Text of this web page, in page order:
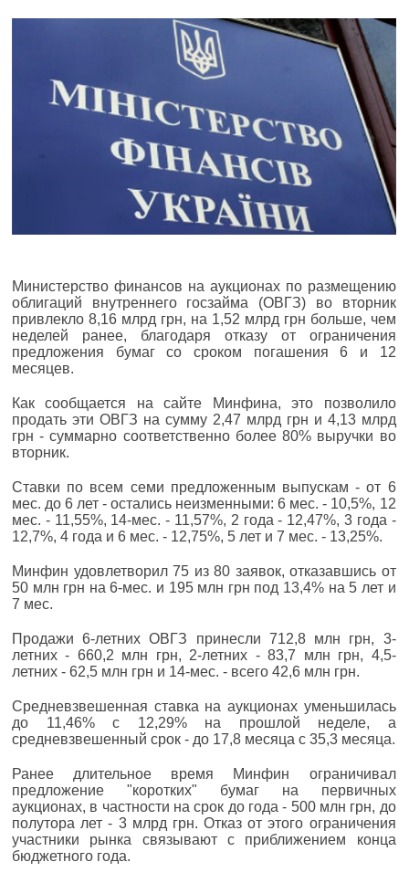
Министерство финансов на аукционах по размещению
облигаций внутреннего госзайма (ОВГЗ) во вторник
привлекло 8,16 млрд грн, на 1,52 млрд грн больше, чем
неделей ранее, благодаря отказу от ограничения
предложения бумаг со сроком погашения 6 и 12
месяцев.
Как сообщается на сайте Минфина, это позволило
продать эти ОВГЗ на сумму 2,47 млрд грн и 4,13 млрд
грн - суммарно соответственно более 80% выручки во
вторник.
Ставки по всем семи предложенным выпускам - от 6
мес. до 6 лет - остались неизменными: 6 мес. - 10,5%, 12
мес. - 11,55%, 14-мес. - 11,57%, 2 года - 12,47%, 3 года -
12,7%, 4 года и 6 мес. - 12,75%, 5 лет и 7 мес. - 13,25%.
Минфин удовлетворил 75 из 80 заявок, отказавшись от
50 млн грн на 6-мес. и 195 млн грн под 13,4% на 5 лет и
7 мес.
Продажи 6-летних ОВГЗ принесли 712,8 млн грн, 3-
летних - 660,2 млн грн, 2-летних - 83,7 млн грн, 4,5-
летних - 62,5 млн грн и 14-мес. - всего 42,6 млн грн.
Средневзвешенная ставка на аукционах уменьшилась
до 11,46% с 12,29% на прошлой неделе, а
средневзвешенный срок - до 17,8 месяца с 35,3 месяца.
Ранее длительное время Минфин ограничивал
предложение "коротких" бумаг на первичных
аукционах, в частности на срок до года - 500 млн грн, до
полутора лет - 3 млрд грн. Отказ от этого ограничения
участники рынка связывают с приближением конца
бюджетного года.